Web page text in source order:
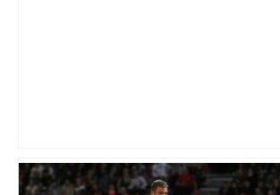
« Rien d'inquiétant » pour Guillaume